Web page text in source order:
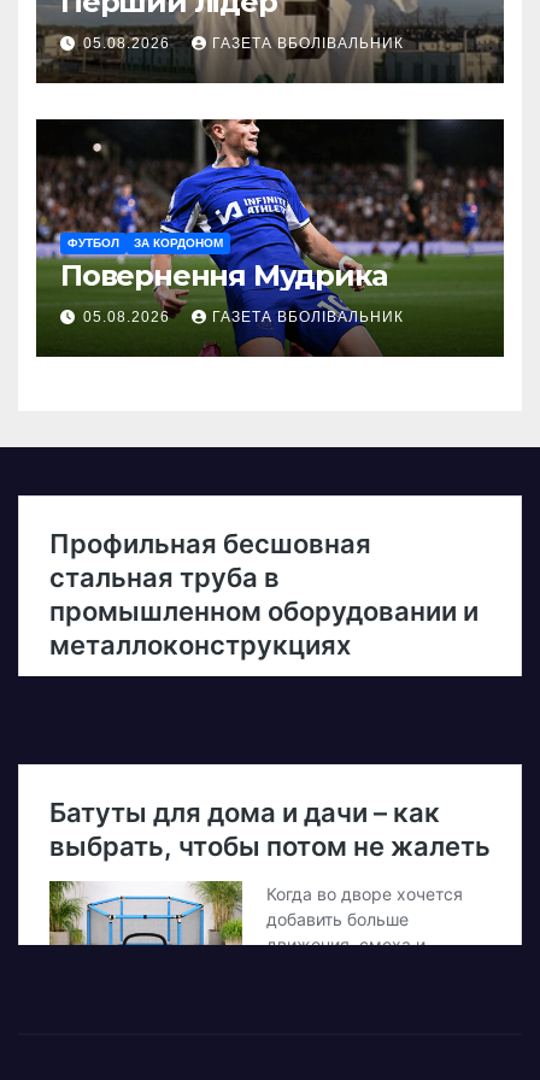
05.08.2026 ГАЗЕТА ВБОЛІВАЛЬНИК
ФУТБОЛ ЗА КОРДОНОМ
Повернення Мудрика
05.08.2026 ГАЗЕТА ВБОЛІВАЛЬНИК